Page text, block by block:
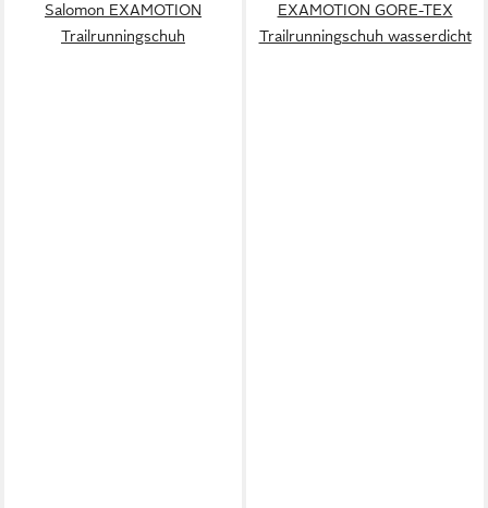
Salomon EXAMOTION
Trailrunningschuh
EXAMOTION GORE-TEX
Trailrunningschuh wasserdicht